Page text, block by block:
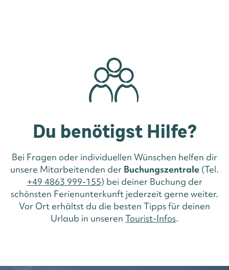
Du benötigst Hilfe?
Bei Fragen oder individuellen Wünschen helfen dir
unsere Mitarbeitenden der Buchungszentrale (Tel.
+49 4863 999-155) bei deiner Buchung der
schönsten Ferienunterkunft jederzeit gerne weiter.
Vor Ort erhältst du die besten Tipps für deinen
Urlaub in unseren Tourist-Infos.